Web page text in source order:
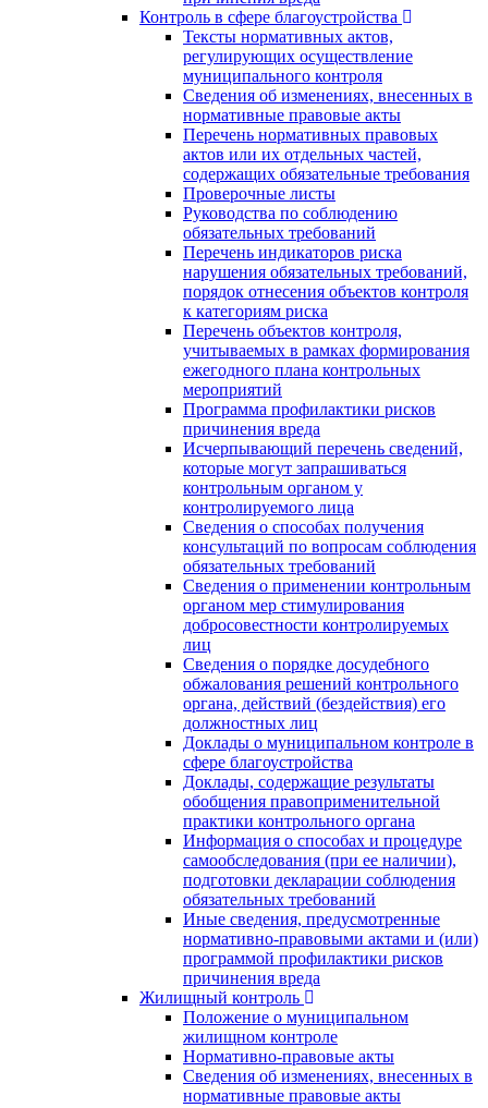
Контроль в сфере благоустройства
Тексты нормативных актов,
регулирующих осуществление
муниципального контроля
Сведения об изменениях, внесенных в
нормативные правовые акты
Перечень нормативных правовых
актов или их отдельных частей,
содержащих обязательные требования
Проверочные листы
Руководства по соблюдению
обязательных требований
Перечень индикаторов риска
нарушения обязательных требований,
порядок отнесения объектов контроля
к категориям риска
Перечень объектов контроля,
учитываемых в рамках формирования
ежегодного плана контрольных
мероприятий
Программа профилактики рисков
причинения вреда
Исчерпывающий перечень сведений,
которые могут запрашиваться
контрольным органом у
контролируемого лица
Сведения о способах получения
консультаций по вопросам соблюдения
обязательных требований
Сведения о применении контрольным
органом мер стимулирования
добросовестности контролируемых
лиц
Сведения о порядке досудебного
обжалования решений контрольного
органа, действий (бездействия) его
должностных лиц
Доклады о муниципальном контроле в
сфере благоустройства
Доклады, содержащие результаты
обобщения правоприменительной
практики контрольного органа
Информация о способах и процедуре
самообследования (при ее наличии),
подготовки декларации соблюдения
обязательных требований
Иные сведения, предусмотренные
нормативно-правовыми актами и (или)
программой профилактики рисков
причинения вреда
Жилищный контроль
Положение о муниципальном
жилищном контроле
Нормативно-правовые акты
Сведения об изменениях, внесенных в
нормативные правовые акты